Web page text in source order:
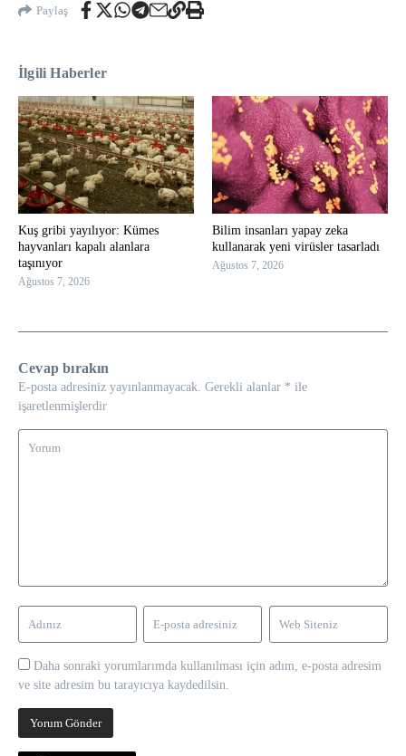
Paylaş
İlgili Haberler
Kuş gribi yayılıyor: Kümes
hayvanları kapalı alanlara
taşınıyor
Ağustos 7, 2026
Bilim insanları yapay zeka
kullanarak yeni virüsler tasarladı
Ağustos 7, 2026
Cevap bırakın
E-posta adresiniz yayınlanmayacak. Gerekli alanlar * ile
işaretlenmişlerdir
Daha sonraki yorumlarımda kullanılması için adım, e-posta adresim
ve site adresim bu tarayıcıya kaydedilsin.